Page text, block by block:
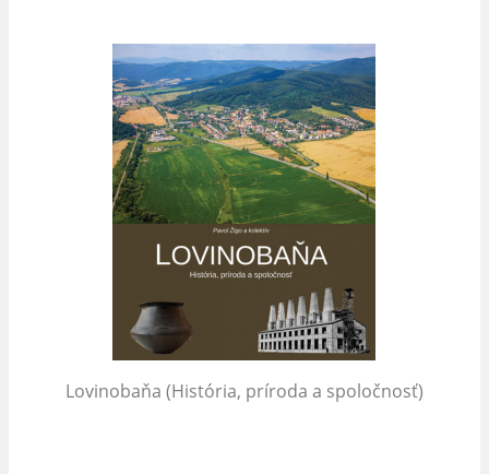
Lovinobaňa (História, príroda a spoločnosť)